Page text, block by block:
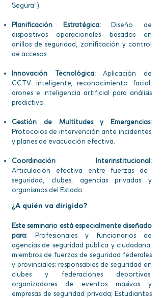
Segura”).
Planificación Estratégica:Diseño de
dispositivos operacionales basados en
anillos de seguridad, zonificación y control
de accesos.
Innovación Tecnológica:Aplicación de
CCTV inteligente, reconocimiento facial,
drones e inteligencia artificial para análisis
predictivo.
Gestión de Multitudes y Emergencias:
Protocolos de intervención ante incidentes
y planes de evacuación efectiva.
Coordinación Interinstitucional:
Articulación efectiva entre fuerzas de
seguridad, clubes, agencias privadas y
organismos del Estado.
¿A quién va dirigido?
Este seminario está especialmente diseñado
para: Profesionales y funcionarios de
agencias de seguridad pública y ciudadana;
miembros de fuerzas de seguridad federales
y provinciales; responsables de seguridad en
clubes y federaciones deportivas;
organizadores de eventos masivos y
empresas de seguridad privada; Estudiantes